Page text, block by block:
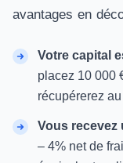
avantages en
Votre capital
placez 10 000
récupérerez
Vous recevez
– 4% net de